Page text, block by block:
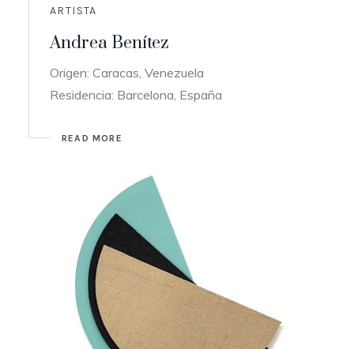
ARTISTA
Andrea Benítez
Origen: Caracas, Venezuela
Residencia: Barcelona, España
READ MORE